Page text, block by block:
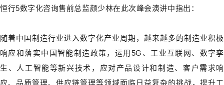
恒行5数字化咨询售前总监颜少林在此次峰会演讲中指出：
随着中国制造行业进入数字化产业周期，越来越多的制造业积极
响应和落实中国智能制造政策，运用5G、工业互联网、数字孪
生、人工智能等新兴技术，应对产品设计和制造、客户需求响
应、品质管理、供应链管理等领域面临日益复杂的挑战，提升工